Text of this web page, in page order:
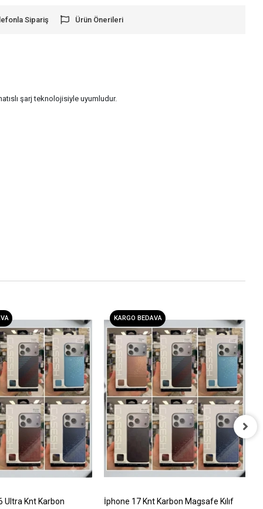
Sipariş Ürün Önerileri
şarj teknolojisiyle uyumludur.
Ultra Knt Karbon
KARGO BEDAVA
İphone 17 Knt Karbon Magsafe Kılıf